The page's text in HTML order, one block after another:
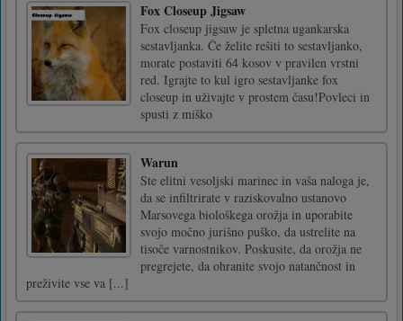
Fox Closeup Jigsaw
Fox closeup jigsaw je spletna ugankarska
sestavljanka. Če želite rešiti to sestavljanko,
morate postaviti 64 kosov v pravilen vrstni
red. Igrajte to kul igro sestavljanke fox
closeup in uživajte v prostem času!Povleci in
spusti z miško
Warun
Ste elitni vesoljski marinec in vaša naloga je,
da se infiltrirate v raziskovalno ustanovo
Marsovega biološkega orožja in uporabite
svojo močno jurišno puško, da ustrelite na
tisoče varnostnikov. Poskusite, da orožja ne
pregrejete, da ohranite svojo natančnost in
preživite vse va [...]